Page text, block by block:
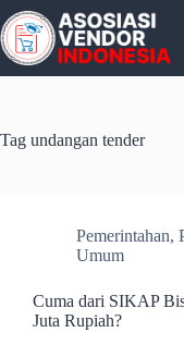
Skip
to
content
Tag undangan tender
Pemerintahan,
Umum
Cuma dari SIKAP
Juta Rupiah?